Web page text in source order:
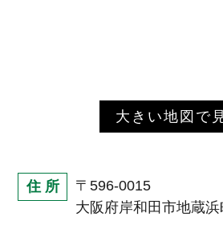
大きい地図で
住 所
〒596-0015
大阪府岸和田市地蔵